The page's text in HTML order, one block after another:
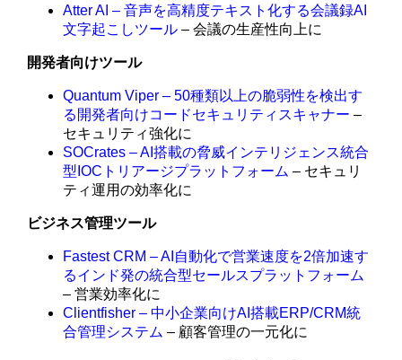
Atter AI – 音声を高精度テキスト化する会議録AI
文字起こしツール – 会議の生産性向上に
開発者向けツール
Quantum Viper – 50種類以上の脆弱性を検出す
る開発者向けコードセキュリティスキャナー –
セキュリティ強化に
SOCrates – AI搭載の脅威インテリジェンス統合
型IOCトリアージプラットフォーム – セキュリ
ティ運用の効率化に
ビジネス管理ツール
Fastest CRM – AI自動化で営業速度を2倍加速す
るインド発の統合型セールスプラットフォーム
– 営業効率化に
Clientfisher – 中小企業向けAI搭載ERP/CRM統
合管理システム – 顧客管理の一元化に